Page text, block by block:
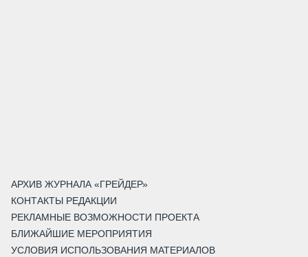
АРХИВ ЖУРНАЛА «ГРЕЙДЕР»
КОНТАКТЫ РЕДАКЦИИ
РЕКЛАМНЫЕ ВОЗМОЖНОСТИ ПРОЕКТА
БЛИЖАЙШИЕ МЕРОПРИЯТИЯ
УСЛОВИЯ ИСПОЛЬЗОВАНИЯ МАТЕРИАЛОВ